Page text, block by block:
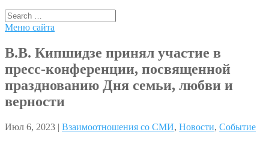
Меню сайта
В.В. Кипшидзе принял участие в
пресс-конференции, посвященной
празднованию Дня семьи, любви и
верности
Июл 6, 2023 | Взаимоотношения со СМИ, Новости, Событие